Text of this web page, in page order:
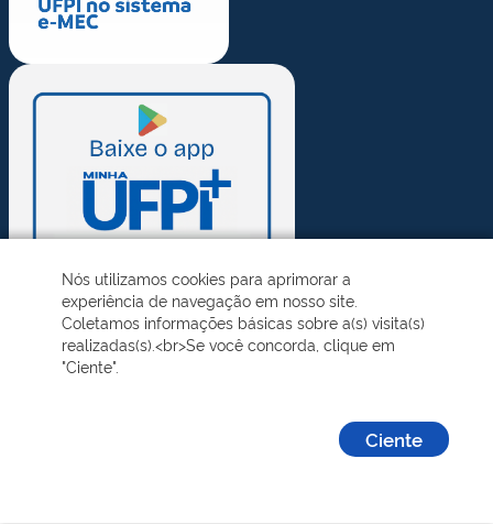
Nós utilizamos cookies para aprimorar a
experiência de navegação em nosso site.
Coletamos informações básicas sobre a(s) visita(s)
realizadas(s).<br>Se você concorda, clique em
"Ciente".
Ciente